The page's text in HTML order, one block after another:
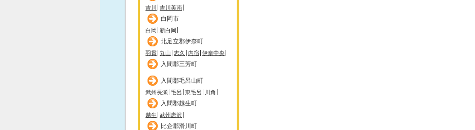
吉川 吉川美南
白岡市
白岡 新白岡
北足立郡伊奈町
羽貫 丸山 志久 内宿 伊奈中央
入間郡三芳町
入間郡毛呂山町
武州長瀬 毛呂 東毛呂 川角
入間郡越生町
越生 武州唐沢
比企郡滑川町